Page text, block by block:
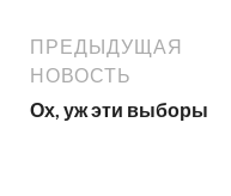
ПРЕДЫДУЩАЯ
НОВОСТЬ
Ох, уж эти выборы